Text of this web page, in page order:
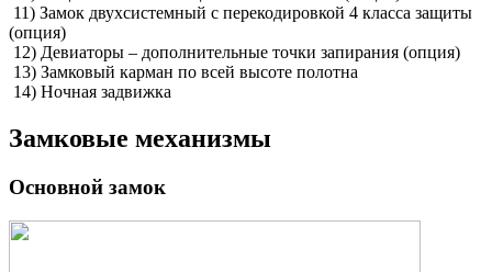
11) Замок двухсистемный с перекодировкой 4 класса защиты
(опция)
12) Девиаторы – дополнительные точки запирания (опция)
13) Замковый карман по всей высоте полотна
14) Ночная задвижка
Замковые механизмы
Основной замок